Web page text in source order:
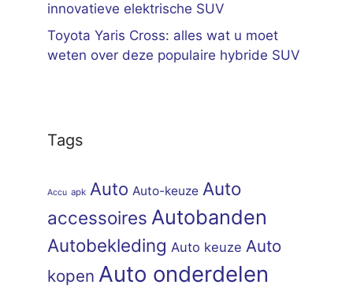
innovatieve elektrische SUV
Toyota Yaris Cross: alles wat u moet
weten over deze populaire hybride SUV
Tags
Accu apk Auto Auto-keuze Auto
accessoires Autobanden
Autobekleding Auto keuze Auto
kopen Auto onderdelen